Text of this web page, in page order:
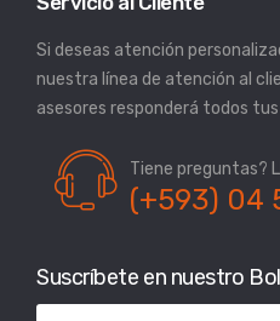
Si deseas atención
nuestra línea de atención al
asesores responderá todos
Tiene preguntas?
(+593) 04
Suscríbete en nuestro